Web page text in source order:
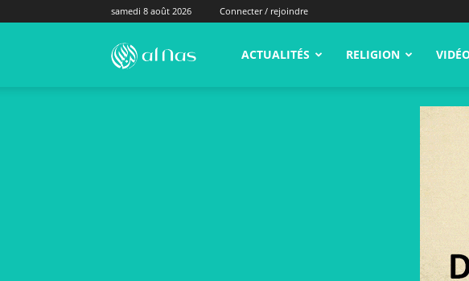
samedi 8 août 2026 Connecter / rejoindre
alNas.fr ACTUALITÉS RELIGION